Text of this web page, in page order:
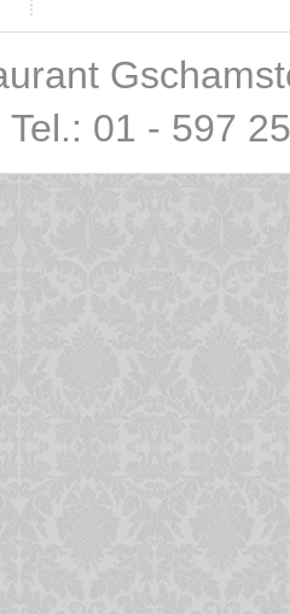
01 - 597